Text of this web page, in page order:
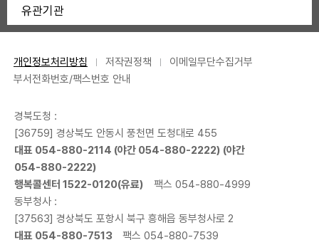
유관기관
개인정보처리방침 저작권정책
이메일무단수집거부
부서전화번호/팩스번호 안내
경북도청 :
[36759] 경상북도 안동시 풍천면 도청대로 455
대표 054-880-2114 (야간 054-880-2222) (야간
054-880-2222)
행복콜센터 1522-0120(유료)
팩스 054-880-4999
동부청사 :
[37563] 경상북도 포항시 북구 흥해읍 동부청사로 2
대표 054-880-7513 팩스 054-880-7539